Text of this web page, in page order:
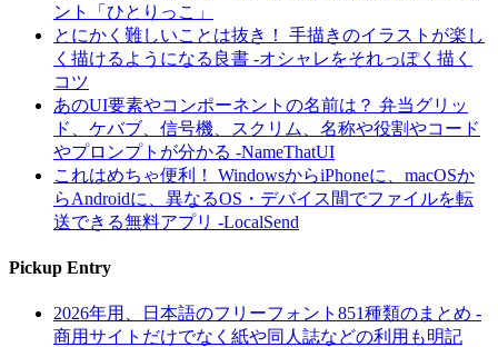
ント「ひとりっこ」
とにかく難しいことは抜き！ 手描きのイラストが楽し
く描けるようになる良書 -オシャレをそれっぽく描く
コツ
あのUI要素やコンポーネントの名前は？ 弁当グリッ
ド、ケバブ、信号機、スクリム、名称や役割やコード
やプロンプトが分かる -NameThatUI
これはめちゃ便利！ WindowsからiPhoneに、macOSか
らAndroidに、異なるOS・デバイス間でファイルを転
送できる無料アプリ -LocalSend
Pickup Entry
2026年用、日本語のフリーフォント851種類のまとめ -
商用サイトだけでなく紙や同人誌などの利用も明記